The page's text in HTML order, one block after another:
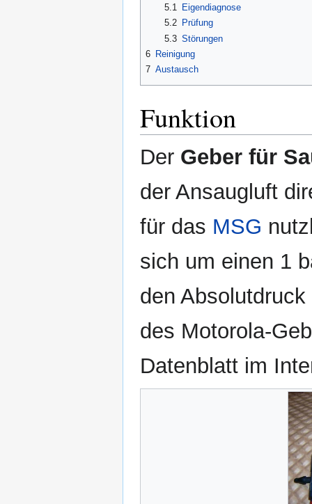
5.1
Eigendiagnose
5.2
Prüfung
5.3 Störungen
6 Reinigung
7 Austausch
Funktion
Der Geber für
der Ansaugluft
für das MSG
sich um einen 1
den
des Motorola-
Datenblatt im